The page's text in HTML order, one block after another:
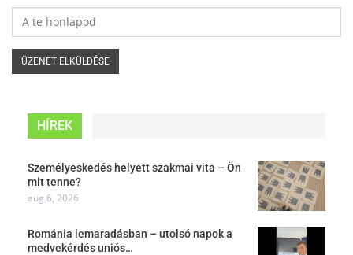
HÍREK
Személyeskedés helyett szakmai vita – Ön
mit tenne?
aug 6, 2026
Románia lemaradásban – utolsó napok a
medvekérdés uniós…